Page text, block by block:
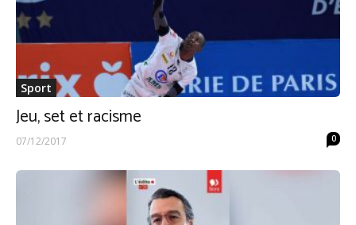
Sport
Jeu, set et racisme
07/12/2017 0